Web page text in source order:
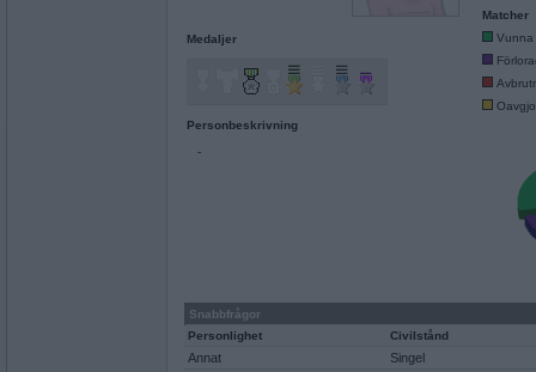
Medaljer
Personbeskrivning
-
Matcher
Vunna
Snabbfrågor
Personlighet
Civilstånd
Annat Singel